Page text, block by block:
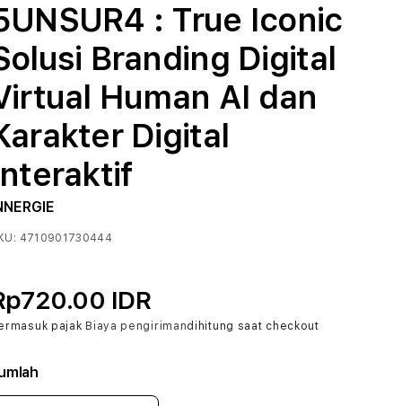
a
: True Iconic
Branding Digital
Human AI dan
Digital
4710901730444
IDR
pajak Biaya pengirimandihitung saat checkout